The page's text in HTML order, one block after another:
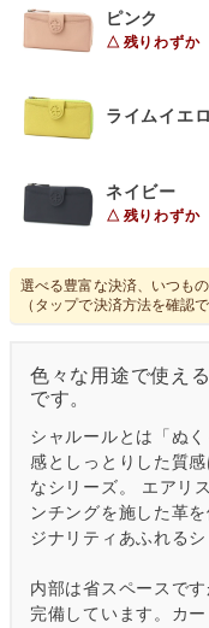
ピンク
残りわずか
ライムイエ
ネイビー
残りわずか
選べる豊富な決済、いつも
（タップで決済方法を確認で
色々な用途で使え
です。
シャルールとは「ぬ
感としっとりした質
なシリーズ。 エアリ
ンチングを施した革
ジナリティあふれるシ
内部は省スペースで
完備しています。カ